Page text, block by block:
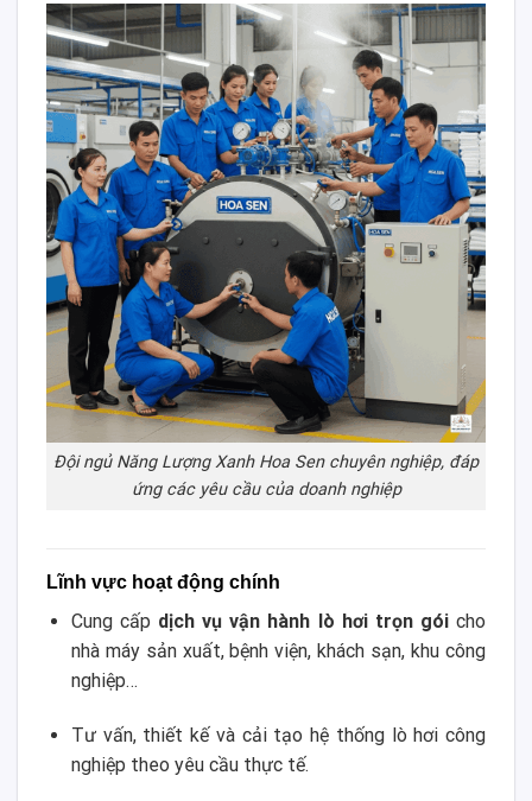
Đội ngủ Năng Lượng Xanh Hoa Sen chuyên nghiệp, đáp
ứng các yêu cầu của doanh nghiệp
Lĩnh vực hoạt động chính
Cung cấp dịch vụ vận hành lò hơi trọn góicho
nhà máy sản xuất, bệnh viện, khách sạn, khu công
nghiệp…
Tư vấn, thiết kế và cải tạo hệ thống lò hơi công
nghiệp theo yêu cầu thực tế.